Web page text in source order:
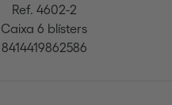
Ref. 4602-2
Caixa 6 blísters
8414419862586